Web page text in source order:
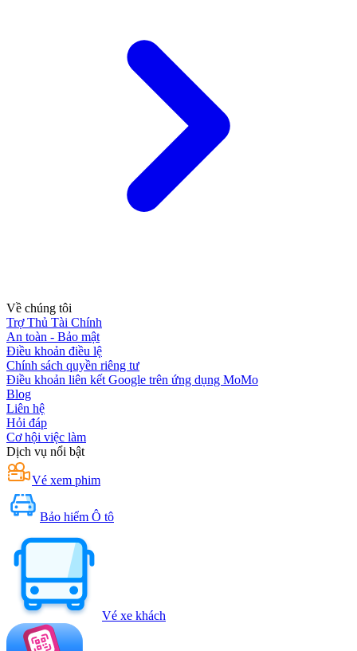
Về chúng tôi
Trợ Thủ Tài Chính
An toàn - Bảo mật
Điều khoản điều lệ
Chính sách quyền riêng tư
Điều khoản liên kết Google trên ứng dụng MoMo
Blog
Liên hệ
Hỏi đáp
Cơ hội việc làm
Dịch vụ nổi bật
Vé xem phim
Bảo hiểm Ô tô
Vé xe khách